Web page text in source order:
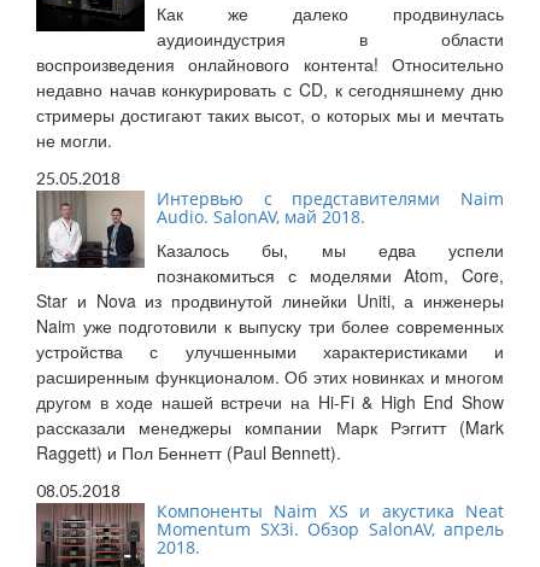
Как же далеко продвинулась
аудиоиндустрия в области
воспроизведения онлайнового контента! Относительно
недавно начав конкурировать с CD, к сегодняшнему дню
стримеры достигают таких высот, о которых мы и мечтать
не могли.
25.05.2018
Интервью с представителями Naim
Audio. SalonAV, май 2018.
Казалось бы, мы едва успели
познакомиться с моделями Atom, Core,
Star и Nova из продвинутой линейки Uniti, а инженеры
Naim уже подготовили к выпуску три более современных
устройства с улучшенными характеристиками и
расширенным функционалом. Об этих новинках и многом
другом в ходе нашей встречи на Hi-Fi & High End Show
рассказали менеджеры компании Марк Рэггитт (Mark
Raggett) и Пол Беннетт (Paul Bennett).
08.05.2018
Компоненты Naim XS и акустика Neat
Momentum SX3i. Обзор SalonAV, апрель
2018.